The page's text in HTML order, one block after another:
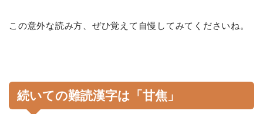
この意外な読み方、ぜひ覚えて自慢してみてくださいね。
続いての難読漢字は「甘焦」